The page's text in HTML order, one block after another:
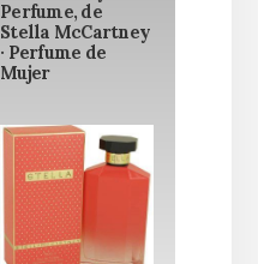
Perfume, de
Stella McCartney
· Perfume de
Mujer